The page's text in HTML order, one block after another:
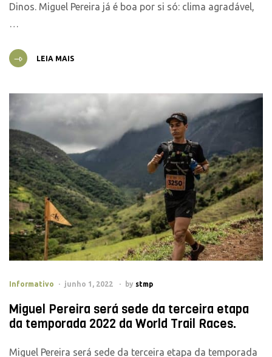
Dinos. Miguel Pereira já é boa por si só: clima agradável,
…
LEIA MAIS
Informativo junho 1, 2022 by stmp
Miguel Pereira será sede da terceira etapa
da temporada 2022 da World Trail Races.
Miguel Pereira será sede da terceira etapa da temporada